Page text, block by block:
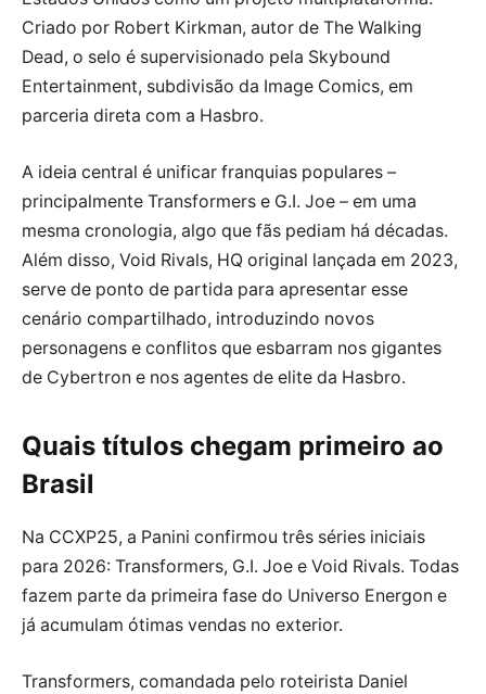
Criado por Robert Kirkman, autor de The Walking
Dead, o selo é supervisionado pela Skybound
Entertainment, subdivisão da Image Comics, em
parceria direta com a Hasbro.
A ideia central é unificar franquias populares –
principalmente Transformers e G.I. Joe – em uma
mesma cronologia, algo que fãs pediam há décadas.
Além disso, Void Rivals, HQ original lançada em 2023,
serve de ponto de partida para apresentar esse
cenário compartilhado, introduzindo novos
personagens e conflitos que esbarram nos gigantes
de Cybertron e nos agentes de elite da Hasbro.
Quais títulos chegam primeiro ao
Brasil
Na CCXP25, a Panini confirmou três séries iniciais
para 2026: Transformers, G.I. Joe e Void Rivals. Todas
fazem parte da primeira fase do Universo Energon e
já acumulam ótimas vendas no exterior.
Transformers, comandada pelo roteirista Daniel